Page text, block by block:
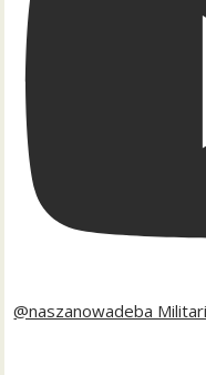
@naszanowadeba